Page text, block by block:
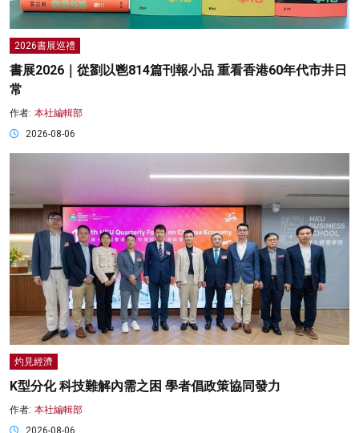
2026書展巡禮
書展2026｜從劉以鬯814篇刊報小品 重看香港60年代市井日
常
作者: 本社編輯部
2026-08-06
灼見經濟
K型分化 科技難解內需之困 學者倡政策協同發力
作者: 本社編輯部
2026-08-06